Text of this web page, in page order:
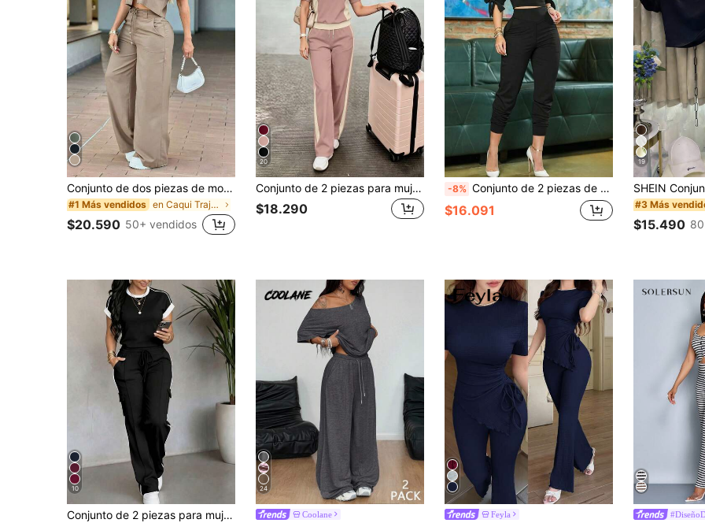
Conjunto de dos piezas de moda de verano para mujer de unicolor casual: top de manga corta con cuello y bolsillos, pantalones de pierna recta de cintura alta elegantes, del trabajo al fin de semana
#1 Más vendidos en Caqui Trajes de dos piezas para mujer
$20.590 50+ vendidos
20
Conjunto de 2 piezas para mujer Primavera/Verano/Otoño, Top de manga corta con cuello redondo estilo universitario casual versátil con bloques de color & Pantalones largos de pierna recta suelta de cintura alta, Conjunto de camiseta y pantalones con bloques de color, Ropa de vacaciones, Atuendo de viaje, Estilo de playa, Atuendo minimalista de vacaciones
$18.290
-8% Conjunto de 2 piezas de top casual de unicolor elegante y pantalones largos para mujer, negro, verano
$16.091
19
#3 Más
$15.490
10
Conjunto de 2 piezas para mujer Primavera/Otoño, top casual versátil de cuello redondo y manga corta & pantalones cargo holgados a rayas con cordón en la cintura alta, verano negro
24
Coolane Feyla